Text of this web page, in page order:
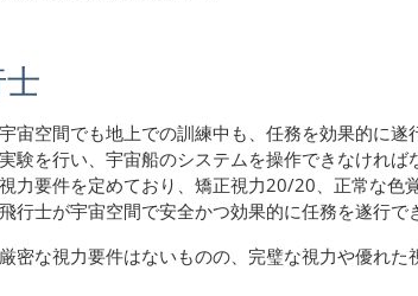
宙空間でも地上での訓練中も、任務を効果的に
験を行い、宇宙船のシステムを操作できなければ
力要件を定めており、矯正視力20/20、正常な色
行士が宇宙空間で安全かつ効果的に任務を遂行で
密な視力要件はないものの、完璧な視力や優れ